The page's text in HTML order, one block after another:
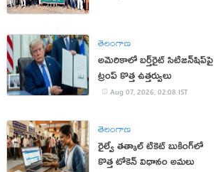
తెలంగాణ
అమెరికాలో బర్త్‌రైట్ సిటిజన్‌షిప్‌పై
ట్రంప్ కొత్త ఉత్తర్వులు
Aug 07, 2026, 02:08 IST
తెలంగాణ
రైల్వే తత్కాల్ టికెట్ బుకింగ్‌లో
కొత్త టోకెన్ విధానం అమలు